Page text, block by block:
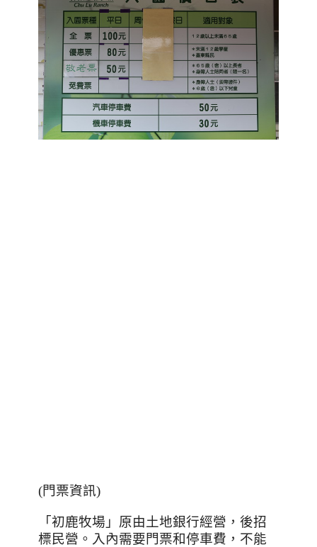
(門票資訊)
「初鹿牧場」原由土地銀行經營，後招
標民營。入內需要門票和停車費，不能